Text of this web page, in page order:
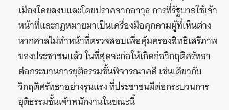
เมืองโดยสงบและโดยปราศจากอาวุธ การที่รัฐบาลใช้เจ้า
หน้าที่และกฎหมายมาเป็นเครื่องมือคุกคามผู้ที่เห็นต่าง
หากศาลไม่ทำหน้าที่ตรวจสอบเพื่อคุ้มครองสิทธิเสรีภาพ
ของประชาชนแล้ว ในที่สุดจะก่อให้เกิดก่อวิกฤติศรัทธา
ต่อกระบวนการยุติธรรมชั้นพิจารณาคดี เช่นเดียวกับ
วิกฤติศรัทธาอย่างรุนแรง ที่ประชาชนมีต่อกระบวนการ
ยุติธรรมชั้นเจ้าพนักงานในขณะนี้